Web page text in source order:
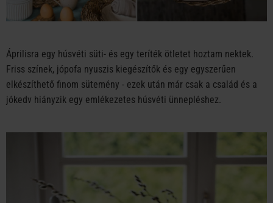
Áprilisra egy húsvéti süti- és egy teríték ötletet hoztam nektek.
Friss színek, jópofa nyuszis kiegészítők és egy egyszerűen
elkészíthető finom sütemény - ezek után már csak a család és a
jókedv hiányzik egy emlékezetes húsvéti ünnepléshez.